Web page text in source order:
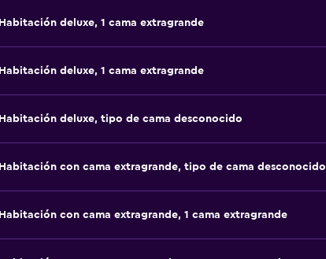
Habitación deluxe, 1 cama extragrande
Habitación deluxe, 1 cama extragrande
Habitación deluxe, tipo de cama desconocido
Habitación con cama extragrande, tipo de cama desconocido
Habitación con cama extragrande, 1 cama extragrande